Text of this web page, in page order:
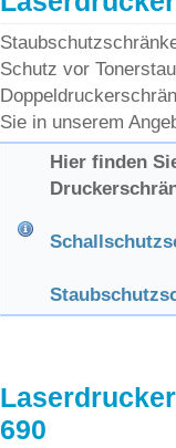
Schutz vor
Sie in unserem
Hier finden
690